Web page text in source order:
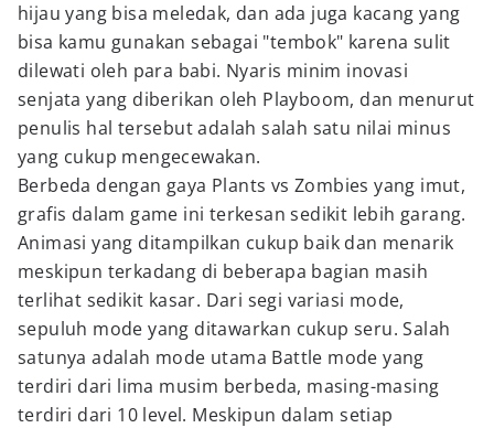
hijau yang bisa meledak, dan ada juga kacang yang
bisa kamu gunakan sebagai "tembok" karena sulit
dilewati oleh para babi. Nyaris minim inovasi
senjata yang diberikan oleh Playboom, dan menurut
penulis hal tersebut adalah salah satu nilai minus
yang cukup mengecewakan.
Berbeda dengan gaya Plants vs Zombies yang imut,
grafis dalam game ini terkesan sedikit lebih garang.
Animasi yang ditampilkan cukup baik dan menarik
meskipun terkadang di beberapa bagian masih
terlihat sedikit kasar. Dari segi variasi mode,
sepuluh mode yang ditawarkan cukup seru. Salah
satunya adalah mode utama Battle mode yang
terdiri dari lima musim berbeda, masing-masing
terdiri dari 10 level. Meskipun dalam setiap